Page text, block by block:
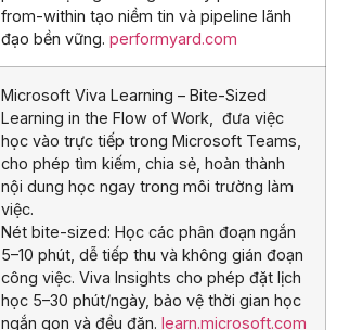
from-within tạo niềm tin và pipeline lãnh
đạo bền vững. performyard.com
Microsoft Viva Learning – Bite-Sized
Learning in the Flow of Work, đưa việc
học vào trực tiếp trong Microsoft Teams,
cho phép tìm kiếm, chia sẻ, hoàn thành
nội dung học ngay trong môi trường làm
việc.
Nét bite-sized: Học các phân đoạn ngắn
5–10 phút, dễ tiếp thu và không gián đoạn
công việc. Viva Insights cho phép đặt lịch
học 5–30 phút/ngày, bảo vệ thời gian học
ngắn gọn và đều đặn. learn.microsoft.com